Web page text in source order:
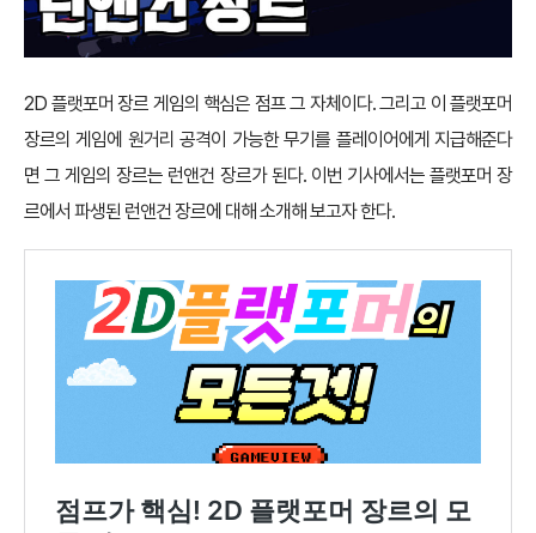
2D 플랫포머 장르 게임의 핵심은 점프 그 자체이다. 그리고 이 플랫포머
장르의 게임에 원거리 공격이 가능한 무기를 플레이어에게 지급해준다
면 그 게임의 장르는 런앤건 장르가 된다. 이번 기사에서는 플랫포머 장
르에서 파생된 런앤건 장르에 대해 소개해 보고자 한다.